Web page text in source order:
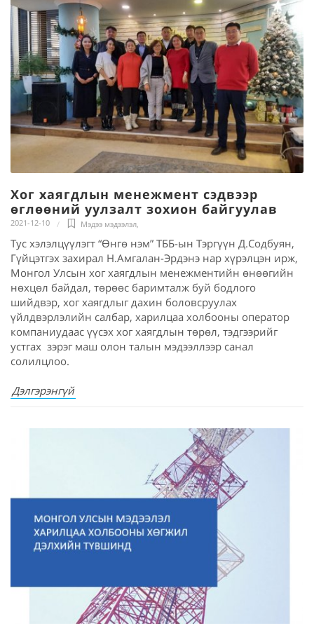
Хог хаягдлын менежмент сэдвээр
өглөөний уулзалт зохион байгуулав
2021-12-10 Мэдээ мэдээлэл,
Тус хэлэлцүүлэгт “Өнгө нэм” ТББ-ын Тэргүүн Д.Содбуян,
Гүйцэтгэх захирал Н.Амгалан-Эрдэнэ нар хүрэлцэн ирж,
Монгол Улсын хог хаягдлын менежментийн өнөөгийн
нөхцөл байдал, төрөөс баримталж буй бодлого
шийдвэр, хог хаягдлыг дахин боловсруулах
үйлдвэрлэлийн салбар, харилцаа холбооны оператор
компаниудаас үүсэх хог хаягдлын төрөл, тэдгээрийг
устгах зэрэг маш олон талын мэдээллээр санал
солилцлоо.
Дэлгэрэнгүй